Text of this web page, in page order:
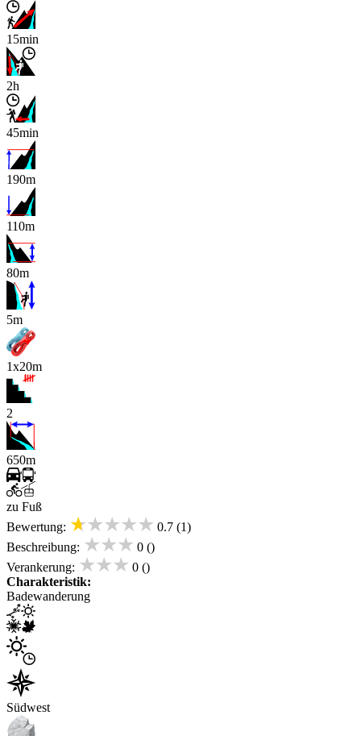
15min
2h
45min
190m
110m
80m
x
5m
1x20m
2
650m
zu Fuß
Bewertung: ★★★★★ 0.7 (1)
Beschreibung: ★★★ 0 ()
Verankerung: ★★★ 0 ()
Charakteristik:
Badewanderung
Südwest